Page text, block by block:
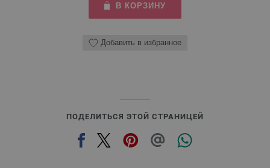
В КОРЗИНУ
Добавить в избранное
ПОДЕЛИТЬСЯ ЭТОЙ СТРАНИЦЕЙ